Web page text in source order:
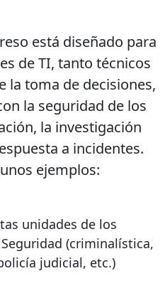
está diseñado para
de TI, tanto técnicos
la toma de decisiones,
la seguridad de los
la investigación
a incidentes.
ejemplos:
unidades de los
(criminalística,
judicial, etc.)